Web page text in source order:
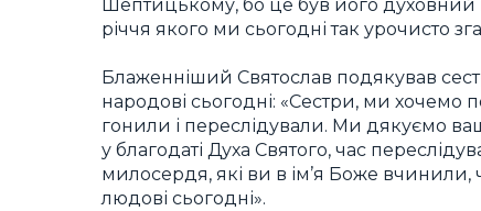
Шептицькому, бо це був його духовний
річчя якого ми сьогодні так урочисто
Блаженніший Святослав подякував
народові сьогодні: «Сестри, ми хочемо
гонили і переслідували. Ми дякуємо
у благодаті Духа Святого, час
милосердя, які ви в ім’я Боже
людові сьогодні».